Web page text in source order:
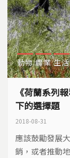
動物 農業 生活
《荷蘭系列
下的選擇題
2018-08-31
應該鼓勵發展
銷，或者推動